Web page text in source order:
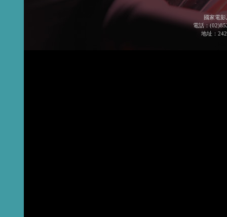
國家電
電話：
地址：